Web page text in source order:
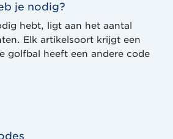
je nodig?
hebt, ligt aan het aantal
Elk artikelsoort krijgt een
golfbal heeft een andere code